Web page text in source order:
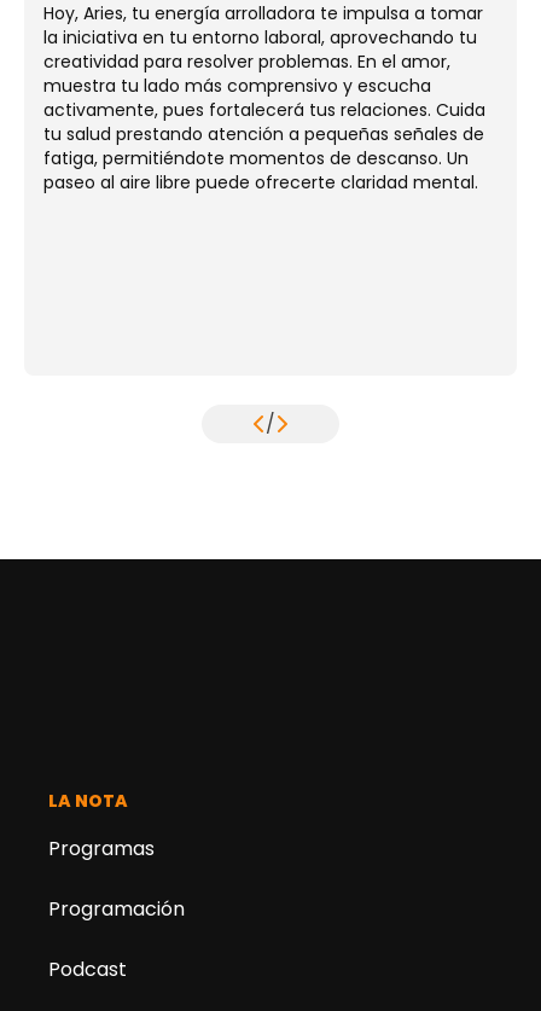
Hoy, Aries, tu energía arrolladora te impulsa a tomar
la iniciativa en tu entorno laboral, aprovechando tu
creatividad para resolver problemas. En el amor,
muestra tu lado más comprensivo y escucha
activamente, pues fortalecerá tus relaciones. Cuida
tu salud prestando atención a pequeñas señales de
fatiga, permitiéndote momentos de descanso. Un
paseo al aire libre puede ofrecerte claridad mental.
/
LA NOTA
Programas
Programación
Podcast